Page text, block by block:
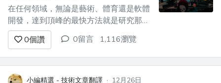
在任何領域，無論是藝術、體育還是軟體
開發，達到頂峰的最快方法就是研究那些
已經處於頂峰的人……並做他們正在做而
你沒有做的事情。 如果您以編寫程式碼
為生，這意味著要考慮一下高級開發人
員。這意味著確定他們擁有哪些你不具備
的技能、習慣和特質。 在過去 3 年裡與
0個讚 0留言 1,116瀏覽
小編精選 - 技術文章翻譯 · 12月26日